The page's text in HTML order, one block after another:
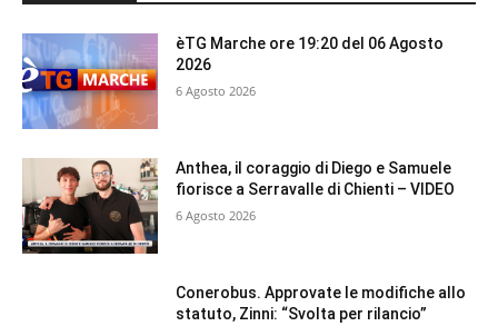
èTG Marche ore 19:20 del 06 Agosto
2026
6 Agosto 2026
Anthea, il coraggio di Diego e Samuele
fiorisce a Serravalle di Chienti – VIDEO
6 Agosto 2026
Conerobus. Approvate le modifiche allo
statuto, Zinni: “Svolta per rilancio”